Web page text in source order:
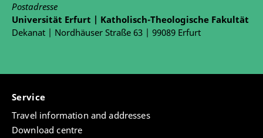
Postadresse
Universität Erfurt | Katholisch-Theologische Fakultät
Dekanat | Nordhäuser Straße 63 | 99089 Erfurt
Service
Travel information and addresses
Download centre